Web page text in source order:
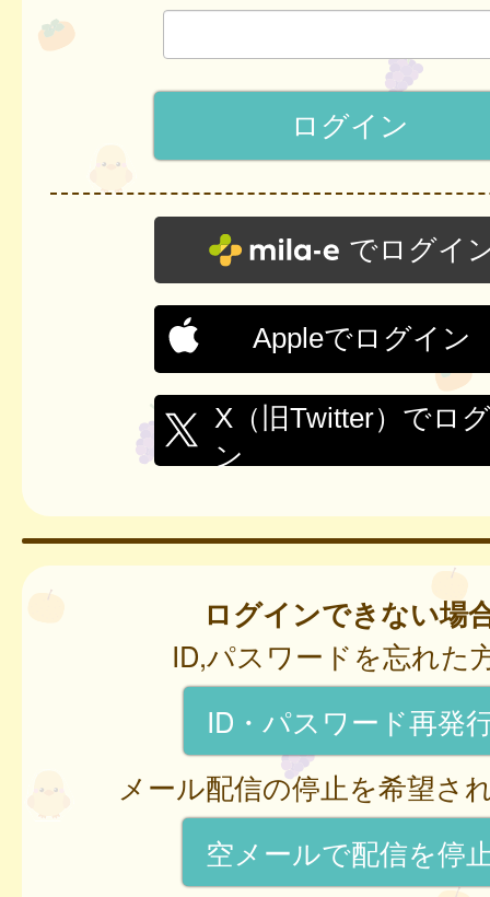
でログイ
Appleでログイン
X（旧Twitter）でロ
ン
ログインできない場
ID,パスワードを忘れた
ID・パスワード再発
メール配信の停止を希望さ
空メールで配信を停